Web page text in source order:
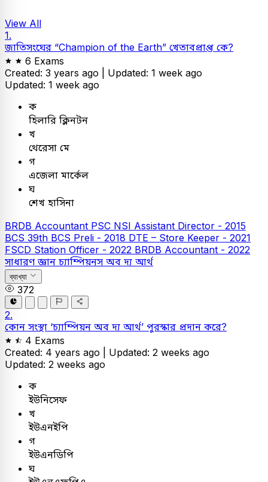
View All
1.
জাতিসংঘের “Champion of the Earth” খেতাবপ্রাপ্ত কে?
6 Exams
Created: 3 years ago | Updated: 1 week ago
Updated: 1 week ago
ক
হিলারি ক্লিনটন
খ
থেরেসা মে
গ
এজেলা মার্কেল
ঘ
শেখ হাসিনা
BRDB Accountant PSC NSI Assistant Director - 2015
BCS 39th BCS Preli - 2018 DTE – Store Keeper - 2021
FSCD Station Officer - 2022 BRDB Accountant - 2022
সাধারণ জ্ঞান চ্যাম্পিয়নস অব দ্য আর্থ
ব্যাখ্যা
372
2.
কোন সংস্থা ‘চ্যাম্পিয়ন অব দ্য আর্থ’ পুরস্কার প্রদান করে?
4 Exams
Created: 4 years ago | Updated: 2 weeks ago
Updated: 2 weeks ago
ক
ইউনিসেফ
খ
ইউএনইপি
গ
ইউএনডিপি
ঘ